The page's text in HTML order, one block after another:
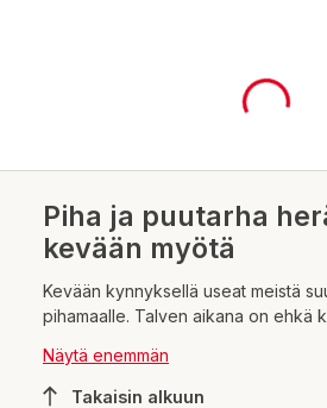
Piha ja puutarha
kevään myötä
Kevään kynnyksellä useat meistä
pihamaalle. Talven aikana on ehkä
uudistamiseksi. Lumen alta
sekä istutukset kaipaavat auringon
Näytä enemmän
Takaisin alkuun